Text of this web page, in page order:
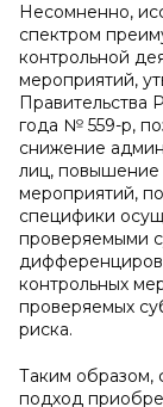
Несомненно,
спектром
контрольной
мероприятий,
Правительства
года № 559-р,
снижение
лиц, повышение
мероприятий,
специфики
проверяемыми
контрольных
проверяемых
риска.
Таким образом,
подход